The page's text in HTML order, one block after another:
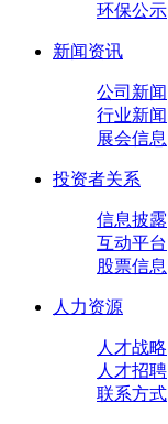
环保公示
新闻资讯
公司新闻
行业新闻
展会信息
投资者关系
信息披露
互动平台
股票信息
人力资源
人才战略
人才招聘
联系方式